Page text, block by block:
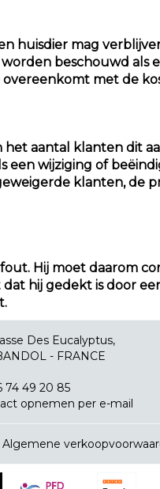
huisdier mag
beschouwd
met de
aantal klanten dit
wijziging of
klanten, de
Hij moet daarom
hij gedekt is door
Des Eucalyptus,
- FRANCE
74 49 20 85
opnemen per e-mail
Algemene